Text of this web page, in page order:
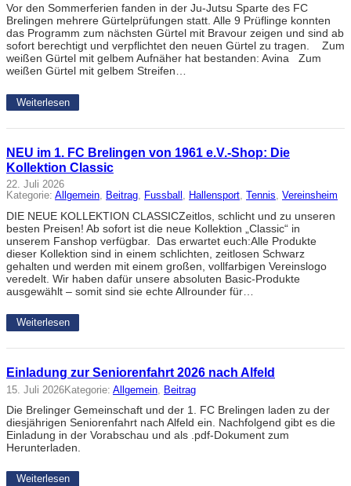
Vor den Sommerferien fanden in der Ju-Jutsu Sparte des FC
Brelingen mehrere Gürtelprüfungen statt. Alle 9 Prüflinge konnten
das Programm zum nächsten Gürtel mit Bravour zeigen und sind ab
sofort berechtigt und verpflichtet den neuen Gürtel zu tragen. Zum
weißen Gürtel mit gelbem Aufnäher hat bestanden: Avina Zum
weißen Gürtel mit gelbem Streifen…
Weiterlesen
NEU im 1. FC Brelingen von 1961 e.V.-Shop: Die
Kollektion Classic
22. Juli 2026
Kategorie: Allgemein, Beitrag, Fussball , Hallensport, Tennis, Vereinsheim
DIE NEUE KOLLEKTION CLASSICZeitlos, schlicht und zu unseren
besten Preisen! Ab sofort ist die neue Kollektion „Classic“ in
unserem Fanshop verfügbar. Das erwartet euch:Alle Produkte
dieser Kollektion sind in einem schlichten, zeitlosen Schwarz
gehalten und werden mit einem großen, vollfarbigen Vereinslogo
veredelt. Wir haben dafür unsere absoluten Basic-Produkte
ausgewählt – somit sind sie echte Allrounder für…
Weiterlesen
Einladung zur Seniorenfahrt 2026 nach Alfeld
15. Juli 2026Kategorie: Allgemein Beitrag
Die Brelinger Gemeinschaft und der 1. FC Brelingen laden zu der
diesjährigen Seniorenfahrt nach Alfeld ein. Nachfolgend gibt es die
Einladung in der Vorabschau und als .pdf-Dokument zum
Herunterladen.
Weiterlesen